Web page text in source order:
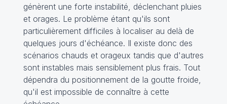
génèrent une forte instabilité, déclenchant pluies
et orages. Le problème étant qu'ils sont
particulièrement difficiles à localiser au delà de
quelques jours d'échéance. Il existe donc des
scénarios chauds et orageux tandis que d'autres
sont instables mais sensiblement plus frais. Tout
dépendra du positionnement de la goutte froide,
qu'il est impossible de connaître à cette